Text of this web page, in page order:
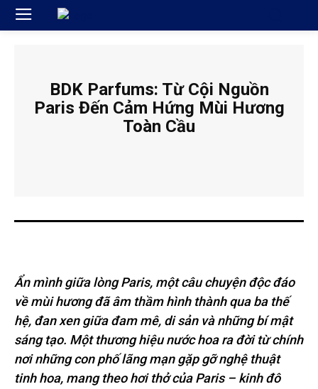
BDK Parfums: Từ Cội Nguồn
Paris Đến Cảm Hứng Mùi Hương
Toàn Cầu
Ẩn mình giữa lòng Paris, một câu chuyện độc đáo
về mùi hương đã âm thầm hình thành qua ba thế
hệ, đan xen giữa đam mê, di sản và những bí mật
sáng tạo. Một thương hiệu nước hoa ra đời từ chính
nơi những con phố lãng mạn gặp gỡ nghệ thuật
tinh hoa, mang theo hơi thở của Paris – kinh đô